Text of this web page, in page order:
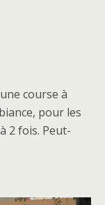
course à
pour les
2 fois. Peut-